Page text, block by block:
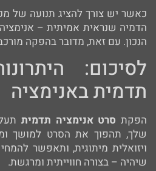
כאשר יש צורך להציג תנועה של
הדמיה שנראית אמיתית –
הנכון. עם זאת, מדובר בהפקה
לסיכום:
תדמית באנימציה
הפקת סרט אנימציה תדמית
שלך, תהפוך את הסרט למושך
ויזואלית מיתוגית, ותאפשר
שיהיה – בצורה חווייתית ומרגשת.